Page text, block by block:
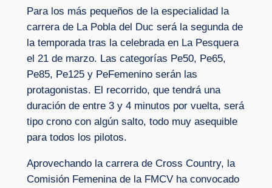
Para los más pequeños de la especialidad la
carrera de La Pobla del Duc será la segunda de
la temporada tras la celebrada en La Pesquera
el 21 de marzo. Las categorías Pe50, Pe65,
Pe85, Pe125 y PeFemenino serán las
protagonistas. El recorrido, que tendrá una
duración de entre 3 y 4 minutos por vuelta, será
tipo crono con algún salto, todo muy asequible
para todos los pilotos.
Aprovechando la carrera de Cross Country, la
Comisión Femenina de la FMCV ha convocado